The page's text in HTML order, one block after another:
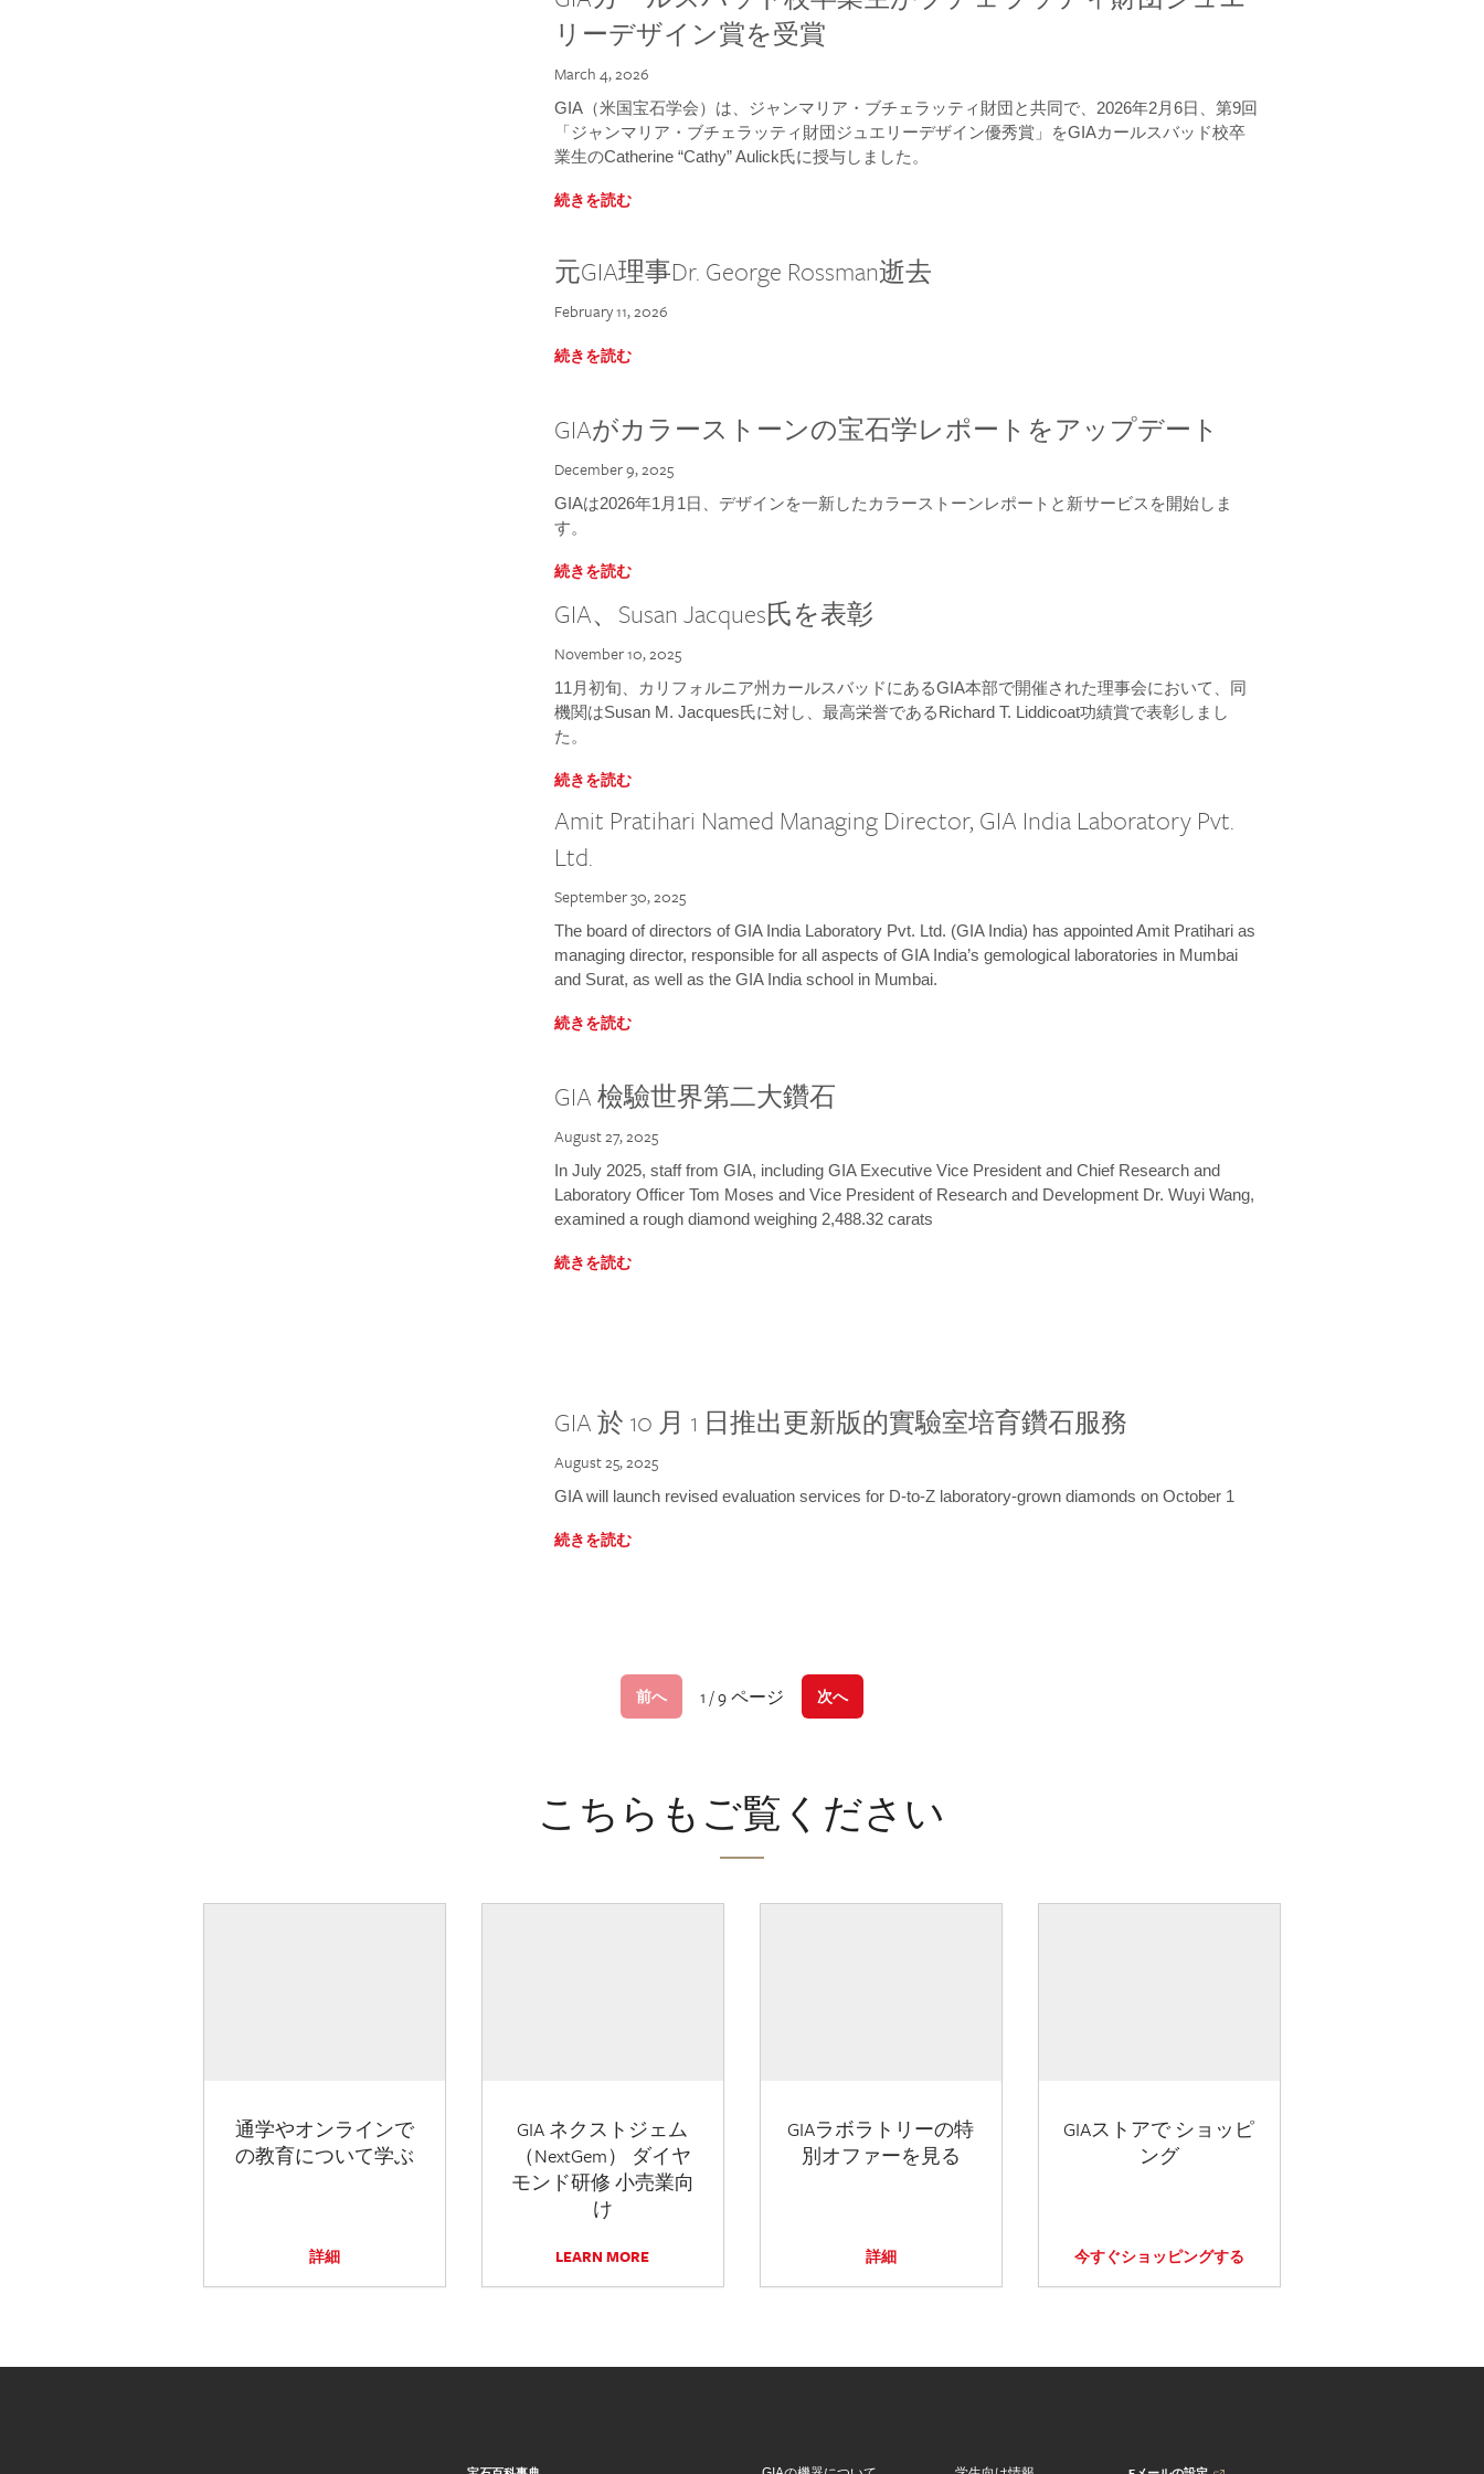
リーデザイン賞を受賞
March 4, 2026
GIA（米国宝石学会）は、ジャンマリア・ブチェラッティ財団と共同で、2026年2月6日、第9回
「ジャンマリア・ブチェラッティ財団ジュエリーデザイン優秀賞」をGIAカールスバッド校卒
業生のCatherine “Cathy” Aulick氏に授与しました。
続きを読む
元GIA理事Dr. George Rossman逝去
February 11, 2026
続きを読む
GIAがカラーストーンの宝石学レポートをアップデート
December 9, 2025
GIAは2026年1月1日、デザインを一新したカラーストーンレポートと新サービスを開始しま
す。
続きを読む
GIA、Susan Jacques氏を表彰
November 10, 2025
11月初旬、カリフォルニア州カールスバッドにあるGIA本部で開催された理事会において、同
機関はSusan M. Jacques氏に対し、最高栄誉であるRichard T. Liddicoat功績賞で表彰しまし
た。
続きを読む
Amit Pratihari Named Managing Director, GIA India Laboratory Pvt.
Ltd.
September 30, 2025
The board of directors of GIA India Laboratory Pvt. Ltd. (GIA India) has appointed Amit Pratihari as
managing director, responsible for all aspects of GIA India’s gemological laboratories in Mumbai
and Surat, as well as the GIA India school in Mumbai.
続きを読む
GIA 檢驗世界第二大鑽石
August 27, 2025
In July 2025, staff from GIA, including GIA Executive Vice President and Chief Research and
Laboratory Officer Tom Moses and Vice President of Research and Development Dr. Wuyi Wang,
examined a rough diamond weighing 2,488.32 carats
続きを読む
GIA 於 10 月 1 日推出更新版的實驗室培育鑽石服務
August 25, 2025
GIA will launch revised evaluation services for D-to-Z laboratory-grown diamonds on October 1
続きを読む
前へ 1 / 9 ページ 次へ
こちらもご覧ください
通学やオンラインで
の教育について学ぶ
詳細
GIA ネクストジェム
（NextGem） ダイヤ
モンド研修 小売業向
け
LEARN MORE
GIAラボラトリーの特
別オファーを見る
詳細
GIAストアで ショッピ
ング
今すぐショッピングする